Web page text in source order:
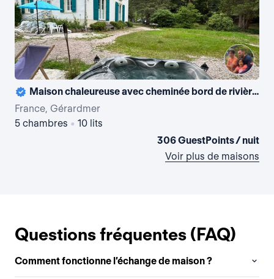
Maison chaleureuse avec cheminée bord de rivière , bienvenue ‘au temps passé ‘
France, Gérardmer
5 chambres • 10 lits
306 GuestPoints / nuit
Voir plus de maisons
Questions fréquentes (FAQ)
Comment fonctionne l’échange de maison ?